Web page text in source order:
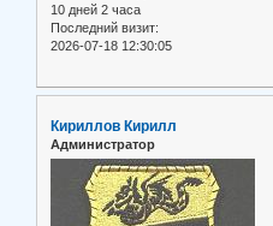
10 дней 2 часа
Последний визит:
2026-07-18 12:30:05
Кириллов Кирилл
Администратор